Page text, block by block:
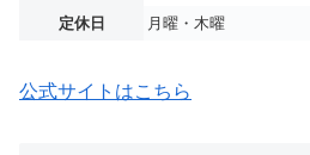
定休日
月曜・木曜
公式サイトはこちら